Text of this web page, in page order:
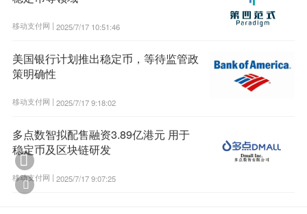
移动支付网 | 2025/7/17 10:51:46
美国银行计划推出稳定币，等待监管政
策明确性
移动支付网 | 2025/7/17 9:18:02
多点数智拟配售融资3.89亿港元 用于
稳定币及区块链研发
移动支付网 | 2025/7/17 9:07:25

